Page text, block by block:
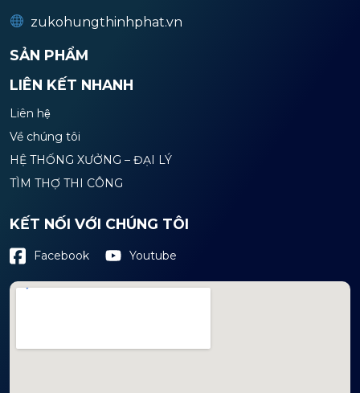
zukohungthinhphat.vn
SẢN PHẨM
LIÊN KẾT NHANH
Liên hệ
Về chúng tôi
HỆ THỐNG XƯỞNG – ĐẠI LÝ
TÌM THỢ THI CÔNG
KẾT NỐI VỚI CHÚNG TÔI
Facebook Youtube